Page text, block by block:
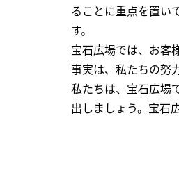
ることに重点を置い
す。
宝石広場では、お客
事実は、私たちの努
私たちは、宝石広場
出しましょう。宝石